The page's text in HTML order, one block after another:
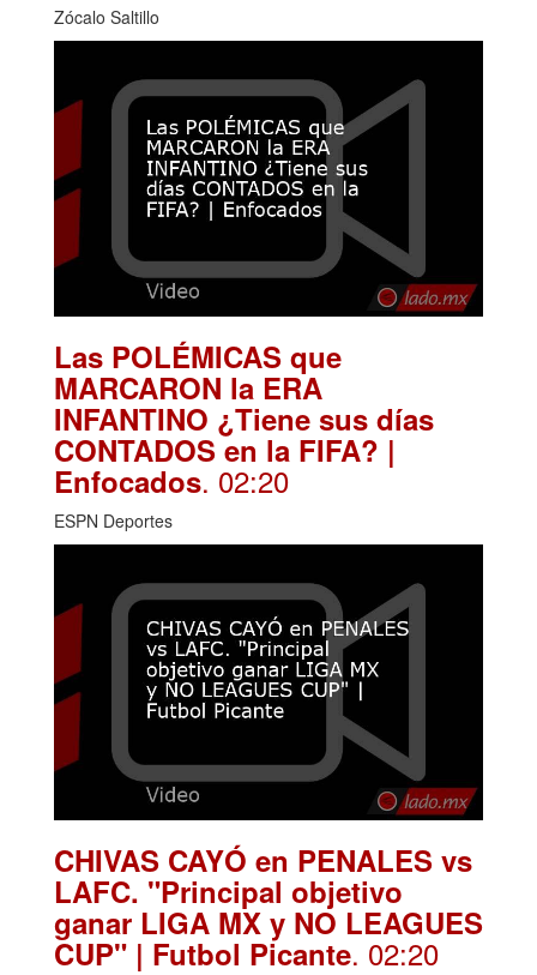
Zócalo Saltillo
Las POLÉMICAS que
MARCARON la ERA
INFANTINO ¿Tiene sus días
CONTADOS en la FIFA? |
Enfocados. 02:20
ESPN Deportes
CHIVAS CAYÓ en PENALES vs
LAFC. "Principal objetivo
ganar LIGA MX y NO LEAGUES
CUP" | Futbol Picante. 02:20